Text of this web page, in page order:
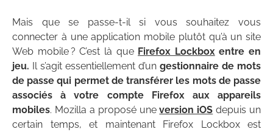
Mais que se passe-t-il si vous souhaitez vous
connecter à une application mobile plutôt qu’à un site
Web mobile ? C’est là que Firefox Lockboxentre en
jeu. Il s’agit essentiellement d’un gestionnaire de mots
de passe qui permet de transférer les mots de passe
associés à votre compte Firefox aux appareils
mobiles. Mozilla a proposé uneversion iOS depuis un
certain temps, et maintenant Firefox Lockbox est